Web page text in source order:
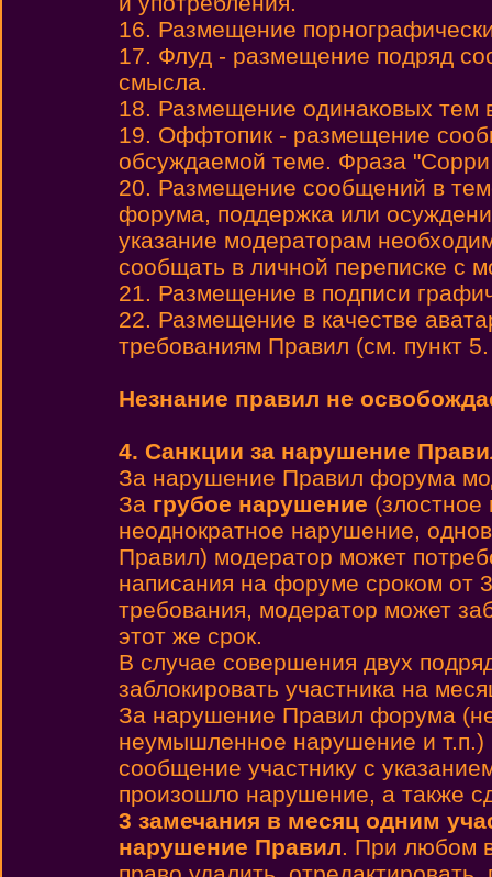
16. Размещение
17. Флуд - размещение подряд
смысла.
18. Размещение одинаковых тем
19. Оффтопик - размещение
обсуждаемой теме. Фраза
20. Размещение сообщений в
форума, поддержка или
указание модераторам
сообщать в личной переписке с
21. Размещение в подписи
22. Размещение в качестве
требованиям Правил (см. пункт
Незнание правил не
4. Санкции за нарушение
За нарушение Правил форума
За грубое нарушение
неоднократное нарушение,
Правил) модератор может
написания на форуме сроком от
требования, модератор может
этот же срок.
В случае совершения двух
заблокировать участника на
За нарушение Правил форума
неумышленное нарушение и т.п.)
сообщение участнику с
произошло нарушение, а также
3 замечания в месяц одним
нарушение Правил. При любом